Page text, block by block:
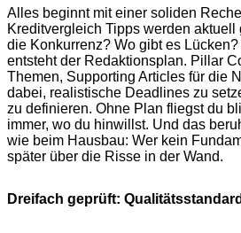
Alles beginnt mit einer soliden
Kreditvergleich Tipps werden aktuell
die Konkurrenz? Wo gibt es
entsteht der Redaktionsplan. Pillar
Themen, Supporting Articles für die
dabei, realistische Deadlines zu
zu definieren. Ohne Plan fliegst du
immer, wo du hinwillst. Und das
wie beim Hausbau: Wer kein
später über die Risse in der Wand.
Dreifach geprüft: